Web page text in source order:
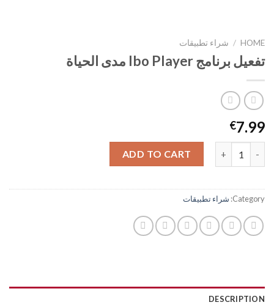
HOME
/ شراء تطبيقات
تفعيل برنامج Ibo Player مدى الحياة
€7.99
ADD TO CART
Category: شراء تطبيقات
DESCRIPTION